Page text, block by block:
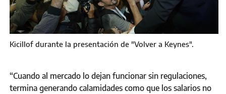
Kicillof durante la presentación de "Volver a Keynes".
“Cuando al mercado lo dejan funcionar sin regulaciones,
termina generando calamidades como que los salarios no